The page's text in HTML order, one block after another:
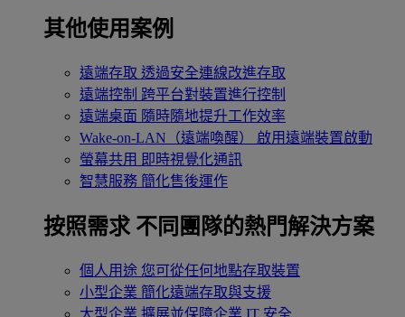
其他使用案例
遠端存取 透過安全連線改進存取
遠端控制 跨平台對裝置進行控制
遠端桌面 隨時隨地提升工作效率
Wake-on-LAN（遠端喚醒）
啟用遠端裝置啟動
螢幕共用 即時視覺化通訊
智慧服務 簡化售後運作
按照需求 不同團隊的熱門解決方案
個人用途 您可從任何地點存取裝置
小型企業 簡化遠端存取與支援
大型企業 擴展並保障企業 IT 安全